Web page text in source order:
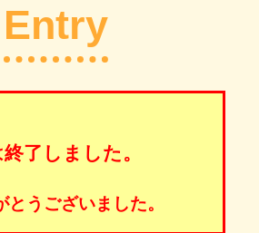
Entry
了しました。
うございました。